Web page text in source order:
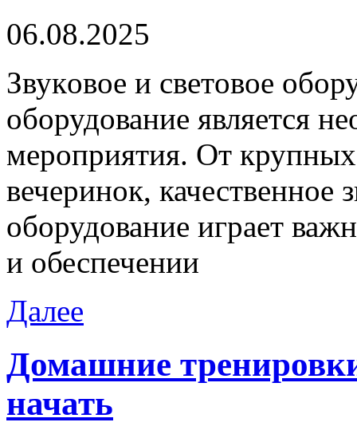
06.08.2025
Звукoвoe и свeтoвoe
оборудование является
мероприятия. От
вечеринок, качественное
оборудование играет
и обеспечении
Далее
Домашние
начать